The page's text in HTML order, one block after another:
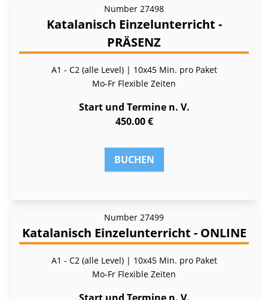
Number 27498
Katalanisch Einzelunterricht -
PRÄSENZ
A1 - C2 (alle Level) | 10x45 Min. pro Paket
Mo-Fr Flexible Zeiten
Start und Termine n. V.
450.00 €
BUCHEN
Number 27499
Katalanisch Einzelunterricht - ONLINE
A1 - C2 (alle Level) | 10x45 Min. pro Paket
Mo-Fr Flexible Zeiten